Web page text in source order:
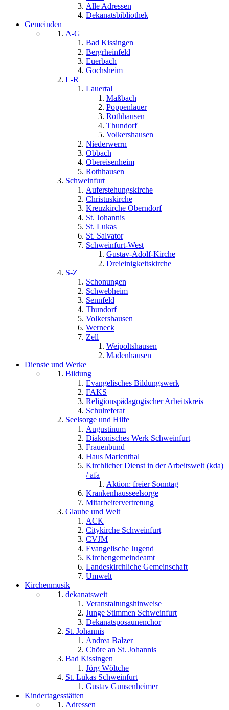
Alle Adressen
Dekanatsbibliothek
Gemeinden
A-G
Bad Kissingen
Bergrheinfeld
Euerbach
Gochsheim
L-R
Lauertal
Maßbach
Poppenlauer
Rothhausen
Thundorf
Volkershausen
Niederwerrn
Obbach
Obereisenheim
Rothhausen
Schweinfurt
Auferstehungskirche
Christuskirche
Kreuzkirche Oberndorf
St. Johannis
St. Lukas
St. Salvator
Schweinfurt-West
Gustav-Adolf-Kirche
Dreieinigkeitskirche
S-Z
Schonungen
Schwebheim
Sennfeld
Thundorf
Volkershausen
Werneck
Zell
Weipoltshausen
Madenhausen
Dienste und Werke
Bildung
Evangelisches Bildungswerk
FAKS
Religionspädagogischer Arbeitskreis
Schulreferat
Seelsorge und Hilfe
Augustinum
Diakonisches Werk Schweinfurt
Frauenbund
Haus Marienthal
Kirchlicher Dienst in der Arbeitswelt (kda)
/ afa
Aktion: freier Sonntag
Krankenhausseelsorge
Mitarbeitervertretung
Glaube und Welt
ACK
Citykirche Schweinfurt
CVJM
Evangelische Jugend
Kirchengemeindeamt
Landeskirchliche Gemeinschaft
Umwelt
Kirchenmusik
dekanatsweit
Veranstaltungshinweise
Junge Stimmen Schweinfurt
Dekanatsposaunenchor
St. Johannis
Andrea Balzer
Chöre an St. Johannis
Bad Kissingen
Jörg Wöltche
St. Lukas Schweinfurt
Gustav Gunsenheimer
Kindertagesstätten
Adressen